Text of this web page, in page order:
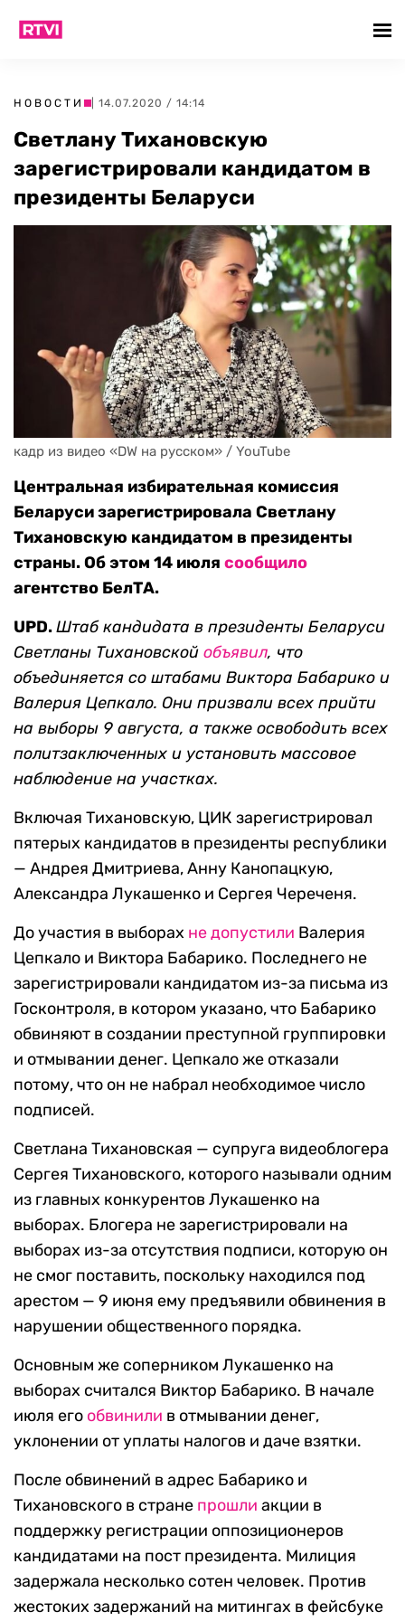
НОВОСТИ | 14.07.2020 / 14:14
Светлану Тихановскую
зарегистрировали кандидатом в
президенты Беларуси
кадр из видео «DW на русском» / YouTube
Центральная избирательная комиссия
Беларуси зарегистрировала Светлану
Тихановскую кандидатом в президенты
страны. Об этом 14 июля сообщило
агентство БелТА.
UPD.Штаб кандидата в президенты Беларуси
Светланы Тихановской объявил, что
объединяется со штабами Виктора Бабарико и
Валерия Цепкало. Они призвали всех прийти
на выборы 9 августа, а также освободить всех
политзаключенных и установить массовое
наблюдение на участках.
Включая Тихановскую, ЦИК зарегистрировал
пятерых кандидатов в президенты республики
— Андрея Дмитриева, Анну Канопацкую,
Александра Лукашенко и Сергея Череченя.
До участия в выборах не допустили Валерия
Цепкало и Виктора Бабарико. Последнего не
зарегистрировали кандидатом из-за письма из
Госконтроля, в котором указано, что Бабарико
обвиняют в создании преступной группировки
и отмывании денег. Цепкало же отказали
потому, что он не набрал необходимое число
подписей.
Светлана Тихановская — супруга видеоблогера
Сергея Тихановского, которого называли одним
из главных конкурентов Лукашенко на
выборах. Блогера не зарегистрировали на
выборах из-за отсутствия подписи, которую он
не смог поставить, поскольку находился под
арестом — 9 июня ему предъявили обвинения в
нарушении общественного порядка.
Основным же соперником Лукашенко на
выборах считался Виктор Бабарико. В начале
июля его обвинили в отмывании денег,
уклонении от уплаты налогов и даче взятки.
После обвинений в адрес Бабарико и
Тихановского в стране прошли акции в
поддержку регистрации оппозиционеров
кандидатами на пост президента. Милиция
задержала несколько сотен человек. Против
жестоких задержаний на митингах в фейсбуке